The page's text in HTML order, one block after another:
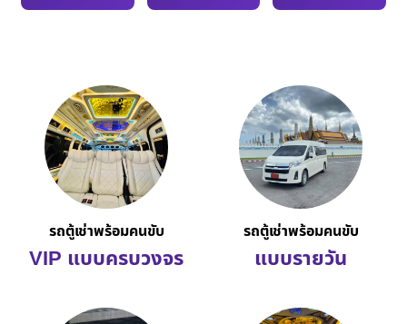
รถตู้เช่าพร้อมคนขับ
VIP แบบครบวงจร
รถตู้เช่าพร้อมคนขับ
แบบรายวัน